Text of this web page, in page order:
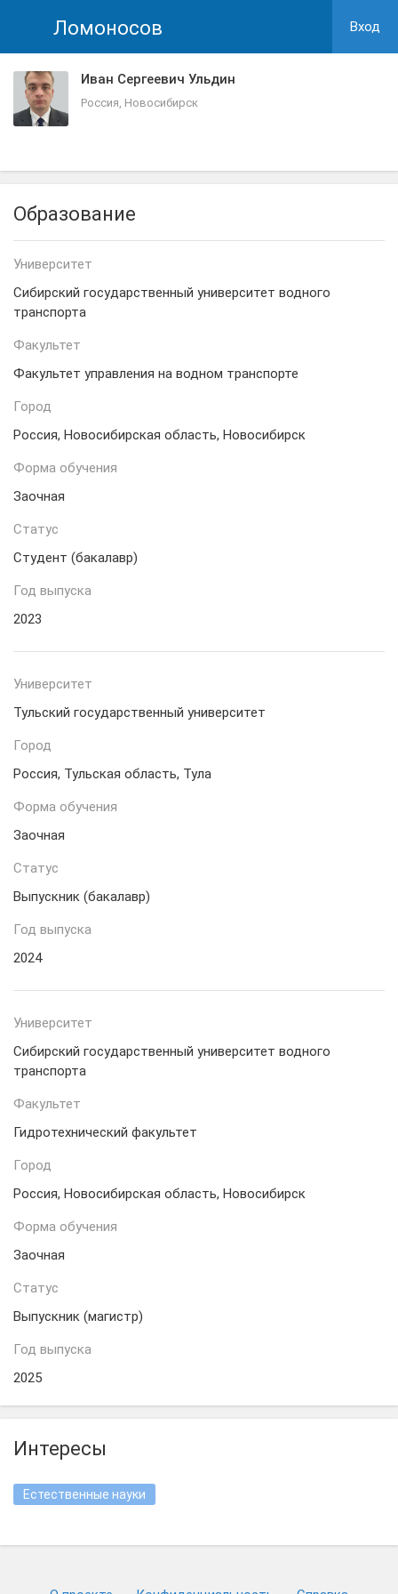
Ломоносов Вход
Иван Сергеевич Ульдин
Россия, Новосибирск
Образование
Университет
Сибирский государственный университет водного
транспорта
Факультет
Факультет управления на водном транспорте
Город
Россия, Новосибирская область, Новосибирск
Форма обучения
Заочная
Статус
Студент (бакалавр)
Год выпуска
2023
Университет
Тульский государственный университет
Город
Россия, Тульская область, Тула
Форма обучения
Заочная
Статус
Выпускник (бакалавр)
Год выпуска
2024
Университет
Сибирский государственный университет водного
транспорта
Факультет
Гидротехнический факультет
Город
Россия, Новосибирская область, Новосибирск
Форма обучения
Заочная
Статус
Выпускник (магистр)
Год выпуска
2025
Интересы
Естественные науки